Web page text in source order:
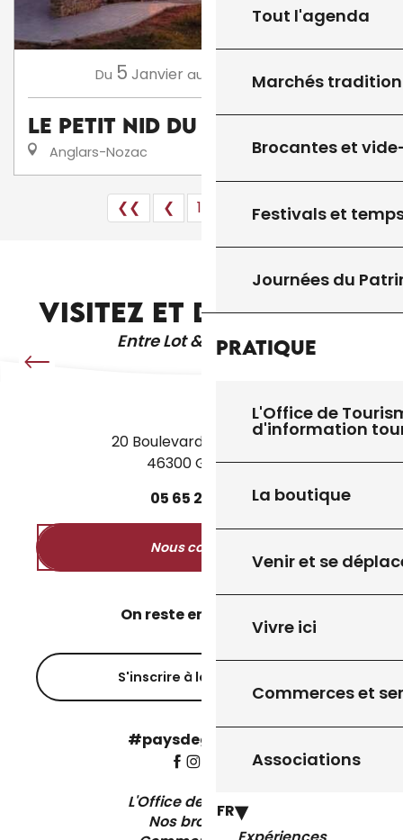
Tout l'agenda
Marchés
Brocantes et
Festivals et
Journées du
Pratique
L'Office de
d'information
La boutique
Venir et se
Vivre ici
Commerces et
Associations
FR
Du 5 Janvier au Novembre
Le petit nid du Quercy
Anglars-Nozac
❮❮ ❮ 1 3 4 ❯ ❯❯
VISITEZ ET DÉCOUVREZ
Entre Lot & Dordogne
ÉGLISES ET PATRIMOINE
20 Boulevard des Martyrs
46300 Gourdon
05 65 27 50
Nous contacter
On reste en contact ?
S'inscrire à la newsletter
#paysdegourdon !
L'Office de Tourisme
Nos brochures